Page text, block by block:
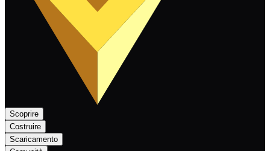
Scoprire
Costruire
Scaricamento